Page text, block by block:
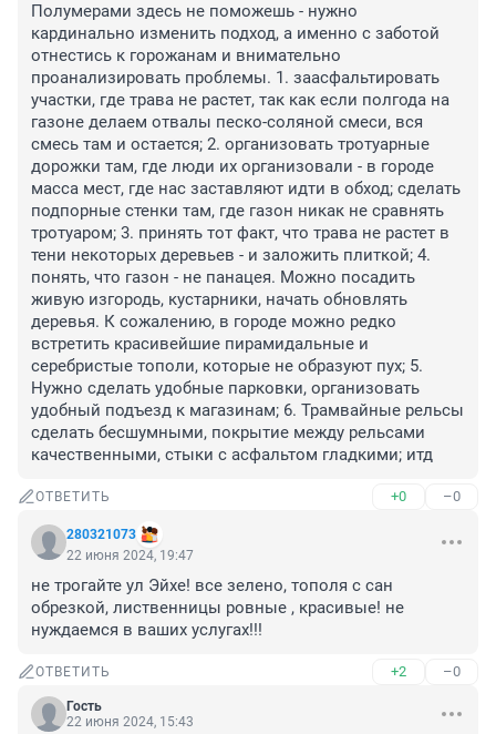
Полумерами здесь не поможешь - нужно
кардинально изменить подход, а именно с заботой
отнестись к горожанам и внимательно
проанализировать проблемы. 1. заасфальтировать
участки, где трава не растет, так как если полгода на
газоне делаем отвалы песко-соляной смеси, вся
смесь там и остается; 2. организовать тротуарные
дорожки там, где люди их организовали - в городе
масса мест, где нас заставляют идти в обход; сделать
подпорные стенки там, где газон никак не сравнять
тротуаром; 3. принять тот факт, что трава не растет в
тени некоторых деревьев - и заложить плиткой; 4.
понять, что газон - не панацея. Можно посадить
живую изгородь, кустарники, начать обновлять
деревья. К сожалению, в городе можно редко
встретить красивейшие пирамидальные и
серебристые тополи, которые не образуют пух; 5.
Нужно сделать удобные парковки, организовать
удобный подъезд к магазинам; 6. Трамвайные рельсы
сделать бесшумными, покрытие между рельсами
качественными, стыки с асфальтом гладкими; итд
ОТВЕТИТЬ +0 –0
280321073
22 июня 2024, 19:47
не трогайте ул Эйхе! все зелено, тополя с сан
обрезкой, лиственницы ровные , красивые! не
нуждаемся в ваших услугах!!!
ОТВЕТИТЬ +2 –0
Гость
22 июня 2024, 15:43